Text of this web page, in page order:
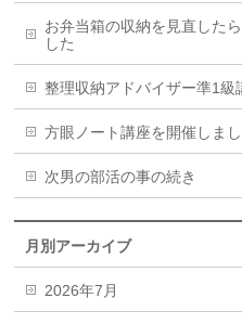
お弁当箱の収納を見直した
した
整理収納アドバイザー準1級
方眼ノート講座を開催しま
次男の部活の事の続き
月別アーカイブ
2026年7月